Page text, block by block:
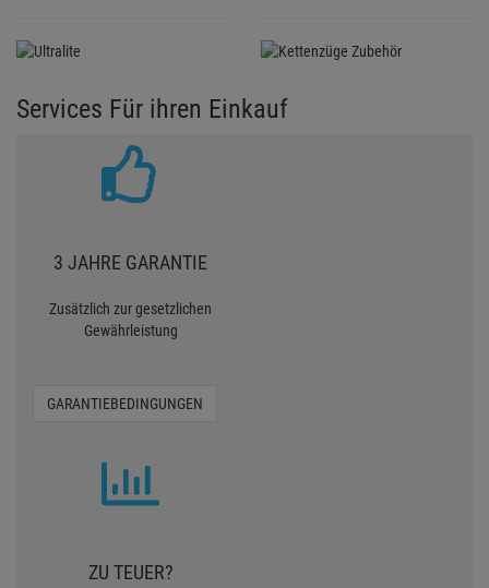
Services Für ihren Einkauf
3 JAHRE GARANTIE
Zusätzlich zur gesetzlichen
Gewährleistung
GARANTIEBEDINGUNGEN
ZU TEUER?